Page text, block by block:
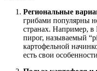
Региональные
грибами популярны
странах. Например,
пирог, называемый
картофельной
есть свои